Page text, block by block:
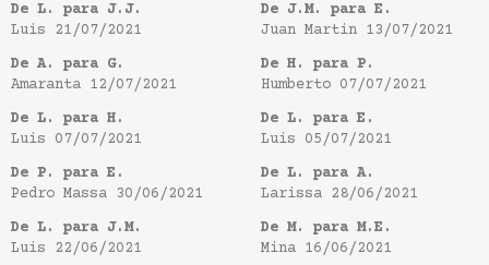
De L. para J.J.
Luis 21/07/2021
De J.M. para E.
Juan Martin 13/07/2021
De A. para G.
Amaranta 12/07/2021
De H. para P.
Humberto 07/07/2021
De L. para H.
Luis 07/07/2021
De L. para E.
Luis 05/07/2021
De P. para E.
Pedro Massa 30/06/2021
De L. para A.
Larissa 28/06/2021
De L. para J.M.
Luis 22/06/2021
De M. para M.E.
Mina 16/06/2021